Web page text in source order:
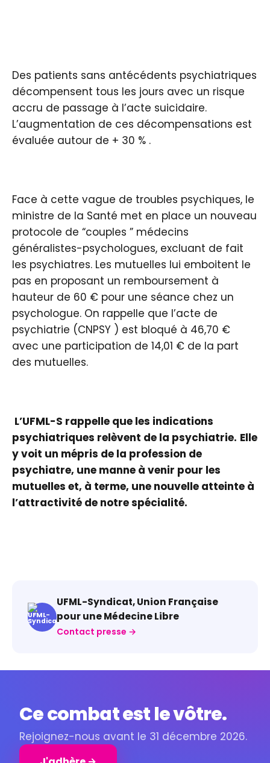
Des patients sans antécédents psychiatriques
décompensent tous les jours avec un risque
accru de passage à l’acte suicidaire.
L’augmentation de ces décompensations est
évaluée autour de + 30 % .
Face à cette vague de troubles psychiques, le
ministre de la Santé met en place un nouveau
protocole de “couples ” médecins
généralistes-psychologues, excluant de fait
les psychiatres. Les mutuelles lui emboitent le
pas en proposant un remboursement à
hauteur de 60 € pour une séance chez un
psychologue. On rappelle que l’acte de
psychiatrie (CNPSY ) est bloqué à 46,70 €
avec une participation de 14,01 € de la part
des mutuelles.
L’UFML-S rappelle que les indications
psychiatriques relèvent de la psychiatrie. Elle
y voit un mépris de la profession de
psychiatre, une manne à venir pour les
mutuelles et, à terme, une nouvelle atteinte à
l’attractivité de notre spécialité.
UFML-Syndicat, Union Française
pour une Médecine Libre
Contact presse →
Ce combat est le vôtre.
Rejoignez-nous avant le 31 décembre 2026.